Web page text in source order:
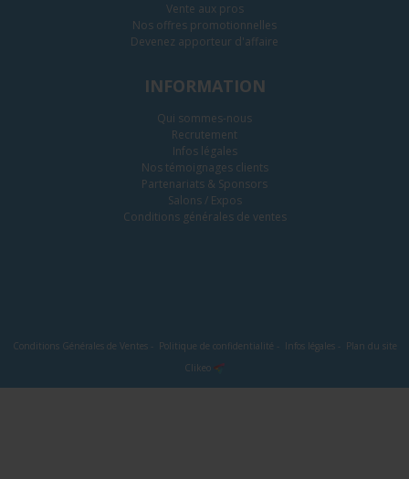
Vente aux pros
Nos offres promotionnelles
Devenez apporteur d'affaire
INFORMATION
Qui sommes-nous
Recrutement
Infos légales
Nos témoignages clients
Partenariats & Sponsors
Salons / Expos
Conditions générales de ventes
Conditions Générales de Ventes- Politique de confidentialité - Infos légales- Plan du site
Clikeo